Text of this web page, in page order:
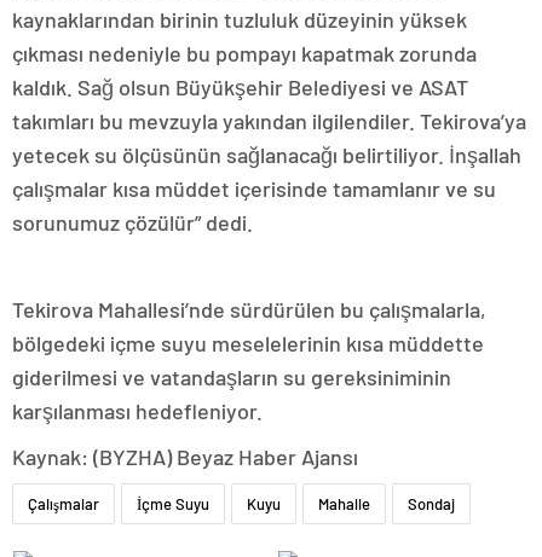
kaynaklarından birinin tuzluluk düzeyinin yüksek
çıkması nedeniyle bu pompayı kapatmak zorunda
kaldık. Sağ olsun Büyükşehir Belediyesi ve ASAT
takımları bu mevzuyla yakından ilgilendiler. Tekirova’ya
yetecek su ölçüsünün sağlanacağı belirtiliyor. İnşallah
çalışmalar kısa müddet içerisinde tamamlanır ve su
sorunumuz çözülür” dedi.
Tekirova Mahallesi’nde sürdürülen bu çalışmalarla,
bölgedeki içme suyu meselelerinin kısa müddette
giderilmesi ve vatandaşların su gereksiniminin
karşılanması hedefleniyor.
Kaynak: (BYZHA) Beyaz Haber Ajansı
Çalışmalar İçme Suyu Kuyu Mahalle Sondaj